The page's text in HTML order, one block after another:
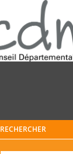
RECHERCHER